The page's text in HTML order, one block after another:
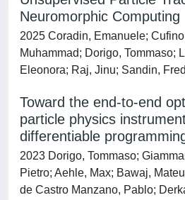
Neuromorphic Computing
2025 Coradin, Emanuele;
Muhammad; Dorigo, Tommaso;
Eleonora; Raj, Jinu; Sandin,
Toward the end-to-end
particle physics
differentiable
2023 Dorigo, Tommaso;
Pietro; Aehle, Max; Bawaj,
de Castro Manzano, Pablo;